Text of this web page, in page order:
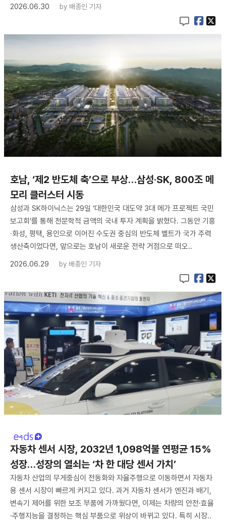
2026.06.30 by 배종인 기자
호남, ‘제2 반도체 축’으로 부상…삼성·SK, 800조 메
모리 클러스터 시동
삼성과 SK하이닉스는 29일 ‘대한민국 대도약 3대 메가 프로젝트 국민
보고회’를 통해 천문학적 금액의 국내 투자 계획을 밝혔다. 그동안 기흥
·화성, 평택, 용인으로 이어진 수도권 중심의 반도체 벨트가 국가 주력
생산축이었다면, 앞으로는 호남이 새로운 전략 거점으로 떠오..
2026.06.29
by 배종인 기자
자동차 센서 시장, 2032년 1,098억불 연평균 15%
성장…성장의 열쇠는 ‘차 한 대당 센서 가치’
자동차 산업의 무게중심이 전동화와 자율주행으로 이동하면서 자동차
용 센서 시장이 빠르게 커지고 있다. 과거 자동차 센서가 엔진과 배기,
변속기 제어를 위한 보조 부품에 가까웠다면, 이제는 차량의 안전·효율
·주행지능을 결정하는 핵심 부품으로 위상이 바뀌고 있다. 특히 시장..